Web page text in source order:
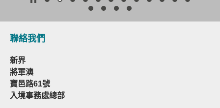
聯絡我們
新界
將軍澳
寶邑路61號
入境事務處總部